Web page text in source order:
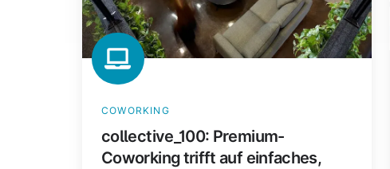
sicheres
Drucken
mit
OfficeRnD-
COWORKING
collective_100: Premium-
Coworking trifft auf einfaches,